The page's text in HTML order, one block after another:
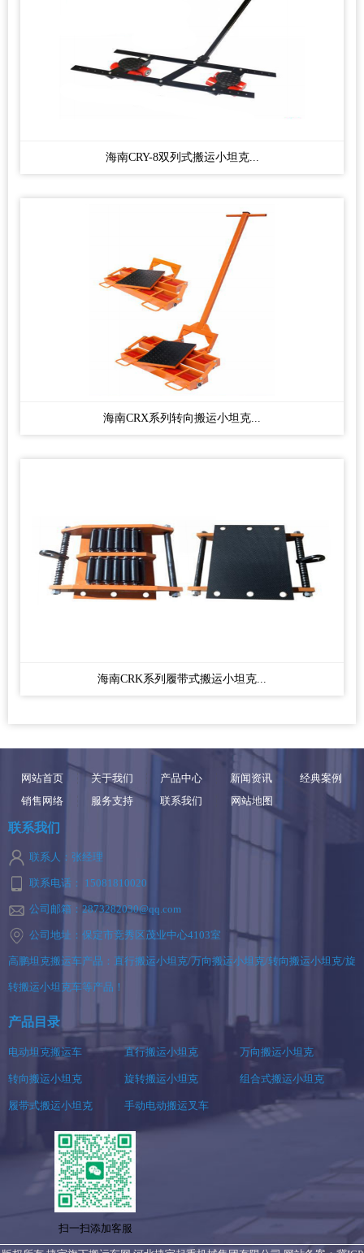
海南CRY-8双列式搬运小坦克...
海南CRX系列转向搬运小坦克...
海南CRK系列履带式搬运小坦克...
网站首页 关于我们 产品中心 新闻资讯
经典案例
销售网络
服务支持 联系我们 网站地图
联系我们
联系人：张经理
联系电话： 15081810020
公司邮箱：2873282030@qq.com
公司地址：保定市竞秀区茂业中心4103室
高鹏坦克搬运车产品：直行搬运小坦克/万向搬运小坦克/转向搬运小坦克/旋
转搬运小坦克车等产品！
产品目录
电动坦克搬运车 直行搬运小坦克 万向搬运小坦克
转向搬运小坦克 旋转搬运小坦克 组合式搬运小坦克
履带式搬运小坦克 手动电动搬运叉车
扫一扫添加客服